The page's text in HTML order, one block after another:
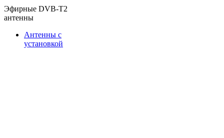
Эфирные DVB-T2
антенны
Антенны с
установкой